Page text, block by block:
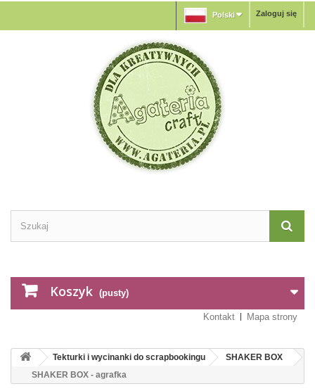
Zaloguj się
Polski
Koszyk (pusty)
Kontakt Mapa strony
Tekturki i wycinanki do scrapbookingu
SHAKER BOX
SHAKER BOX - agrafka